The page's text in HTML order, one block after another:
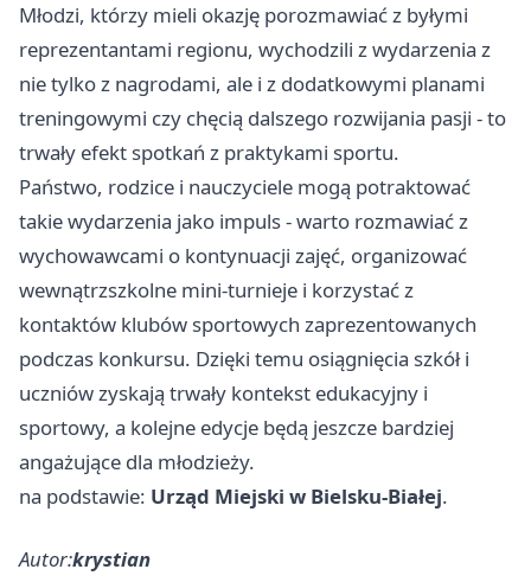
Młodzi, którzy mieli okazję porozmawiać z byłymi
reprezentantami regionu, wychodzili z wydarzenia z
nie tylko z nagrodami, ale i z dodatkowymi planami
treningowymi czy chęcią dalszego rozwijania pasji - to
trwały efekt spotkań z praktykami sportu.
Państwo, rodzice i nauczyciele mogą potraktować
takie wydarzenia jako impuls - warto rozmawiać z
wychowawcami o kontynuacji zajęć, organizować
wewnątrzszkolne mini-turnieje i korzystać z
kontaktów klubów sportowych zaprezentowanych
podczas konkursu. Dzięki temu osiągnięcia szkół i
uczniów zyskają trwały kontekst edukacyjny i
sportowy, a kolejne edycje będą jeszcze bardziej
angażujące dla młodzieży.
na podstawie: Urząd Miejski w Bielsku-Białej.
Autor:krystian